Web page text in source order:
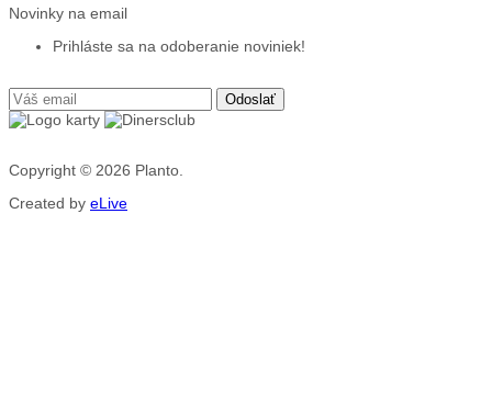
Novinky na email
Prihláste sa na odoberanie noviniek!
Copyright © 2026 Planto.
Created by eLive